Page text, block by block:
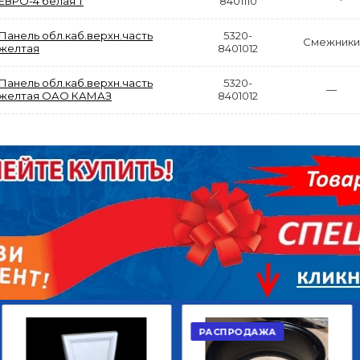
ДИСК СЦЕПЛЕНИЯ
ВЕДОМЫЙ КЛАССИК
2 422,40
В КОРЗИНУ
АКЦИЯ
КРУГ ПОВОРОТНЫЙ
10*12ОТВ., Д.102*86
Г.КАЗАНЬ
29 668,20 Р
В КОРЗИНУ
Панель обл.каб.верхн.часть
5320-
8401012
Смежники
Панель обл.каб.верхн.часть
ОАО КАМАЗ
5320-
8401012
—
РАСПРОДАЖА АКЦИЯ